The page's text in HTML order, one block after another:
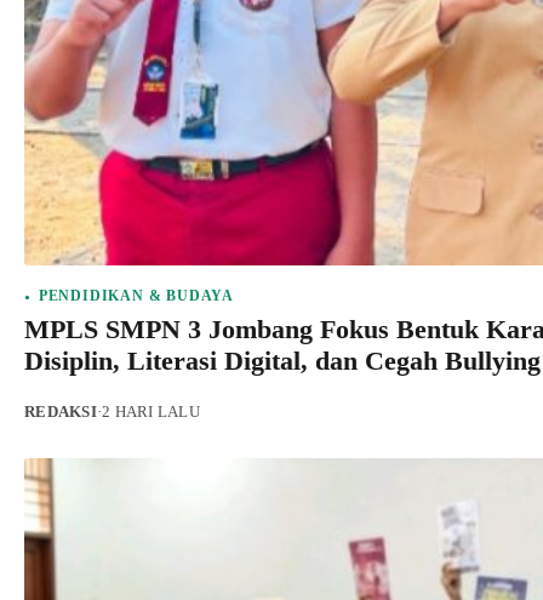
PENDIDIKAN & BUDAYA
MPLS SMPN 3 Jombang Fokus Bentuk
Disiplin, Literasi Digital, dan Cegah Bullying
REDAKSI·2 HARI LALU